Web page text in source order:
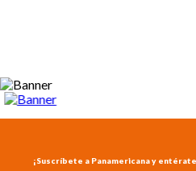
¡Suscríbete a Panamericana y